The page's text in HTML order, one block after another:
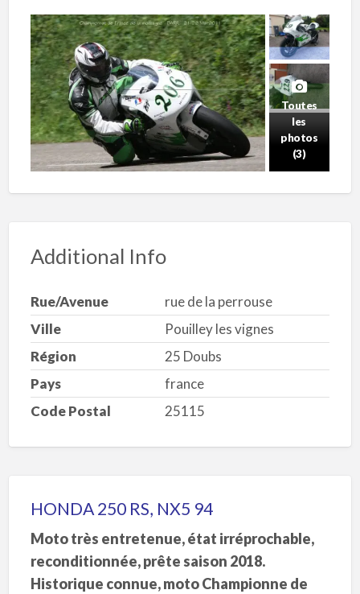
Toutes
les
photos
(3)
Additional Info
Rue/Avenue
rue de la perrouse
Ville
Pouilley les vignes
Région
25 Doubs
Pays
france
Code Postal
25115
HONDA 250 RS, NX5 94
Moto très entretenue, état irréprochable,
reconditionnée, prête saison 2018.
Historique connue, moto Championne de